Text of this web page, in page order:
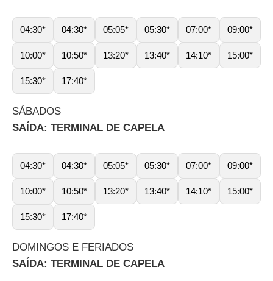
04:30* 04:30* 05:05* 05:30* 07:00* 09:00*
10:00* 10:50* 13:20* 13:40* 14:10* 15:00*
15:30* 17:40*
SÁBADOS
SAÍDA: TERMINAL DE CAPELA
04:30* 04:30* 05:05* 05:30* 07:00* 09:00*
10:00* 10:50* 13:20* 13:40* 14:10* 15:00*
15:30* 17:40*
DOMINGOS E FERIADOS
SAÍDA: TERMINAL DE CAPELA